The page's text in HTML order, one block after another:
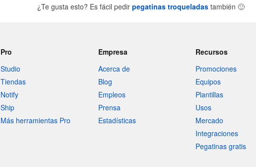
¿Te gusta esto? Es fácil pedir pegatinas troqueladas también 🙂
Pro
Studio
Tiendas
Notify
Ship
Más herramientas Pro
Empresa
Acerca de
Blog
Empleos
Prensa
Estadísticas
Recursos
Promociones
Equipos
Plantillas
Usos
Mercado
Integraciones
Pegatinas gratis